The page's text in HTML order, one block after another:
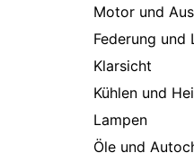
Motor und
Federung und
Klarsicht
Kühlen und
Lampen
Öle und